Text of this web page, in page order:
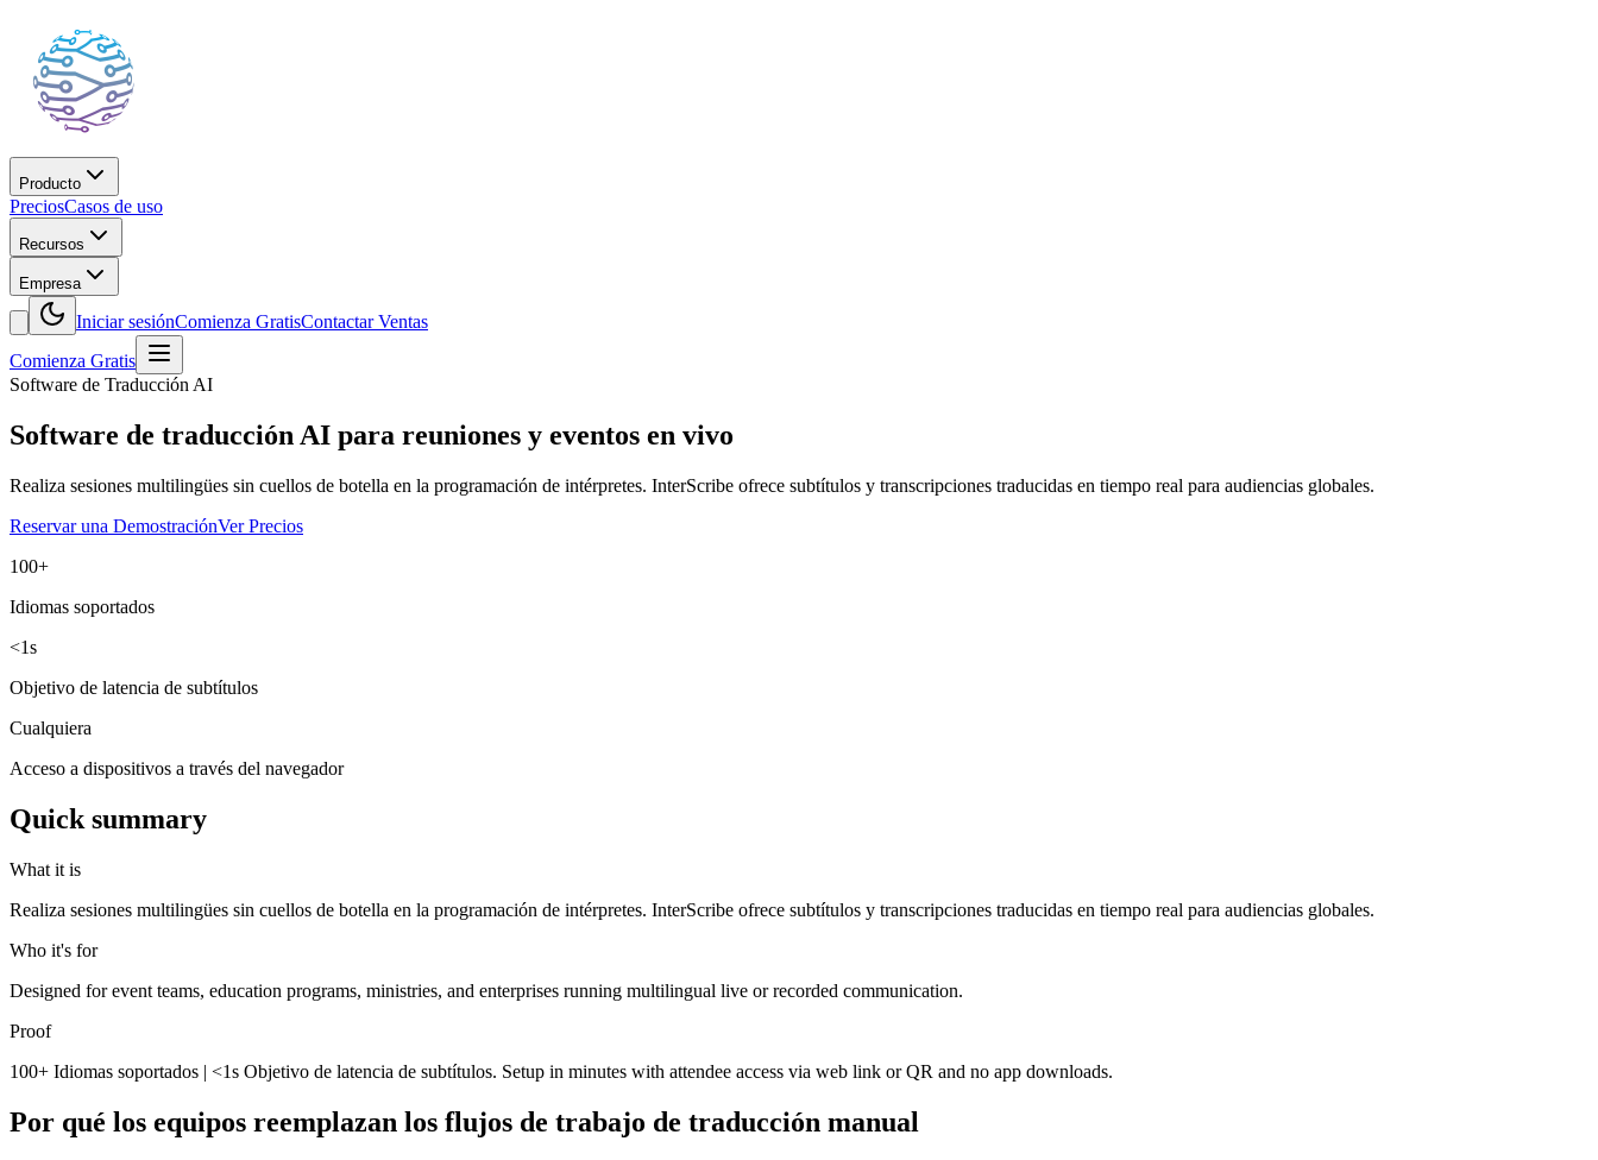
Producto
PreciosCasos de uso
Recursos
Empresa
Iniciar sesiónComienza GratisContactar Ventas
Comienza Gratis
Software de Traducción AI
Software de traducción AI para reuniones y eventos en vivo
Realiza sesiones multilingües sin cuellos de botella en la programación de intérpretes. InterScribe ofrece subtítulos y transcripciones traducidas en tiempo real para audiencias globales.
Reservar una DemostraciónVer Precios
100+
Idiomas soportados
<1s
Objetivo de latencia de subtítulos
Cualquiera
Acceso a dispositivos a través del navegador
Quick summary
What it is
Realiza sesiones multilingües sin cuellos de botella en la programación de intérpretes. InterScribe ofrece subtítulos y transcripciones traducidas en tiempo real para audiencias globales.
Who it's for
Designed for event teams, education programs, ministries, and enterprises running multilingual live or recorded communication.
Proof
100+ Idiomas soportados | <1s Objetivo de latencia de subtítulos. Setup in minutes with attendee access via web link or QR and no app downloads.
Por qué los equipos reemplazan los flujos de trabajo de traducción manual